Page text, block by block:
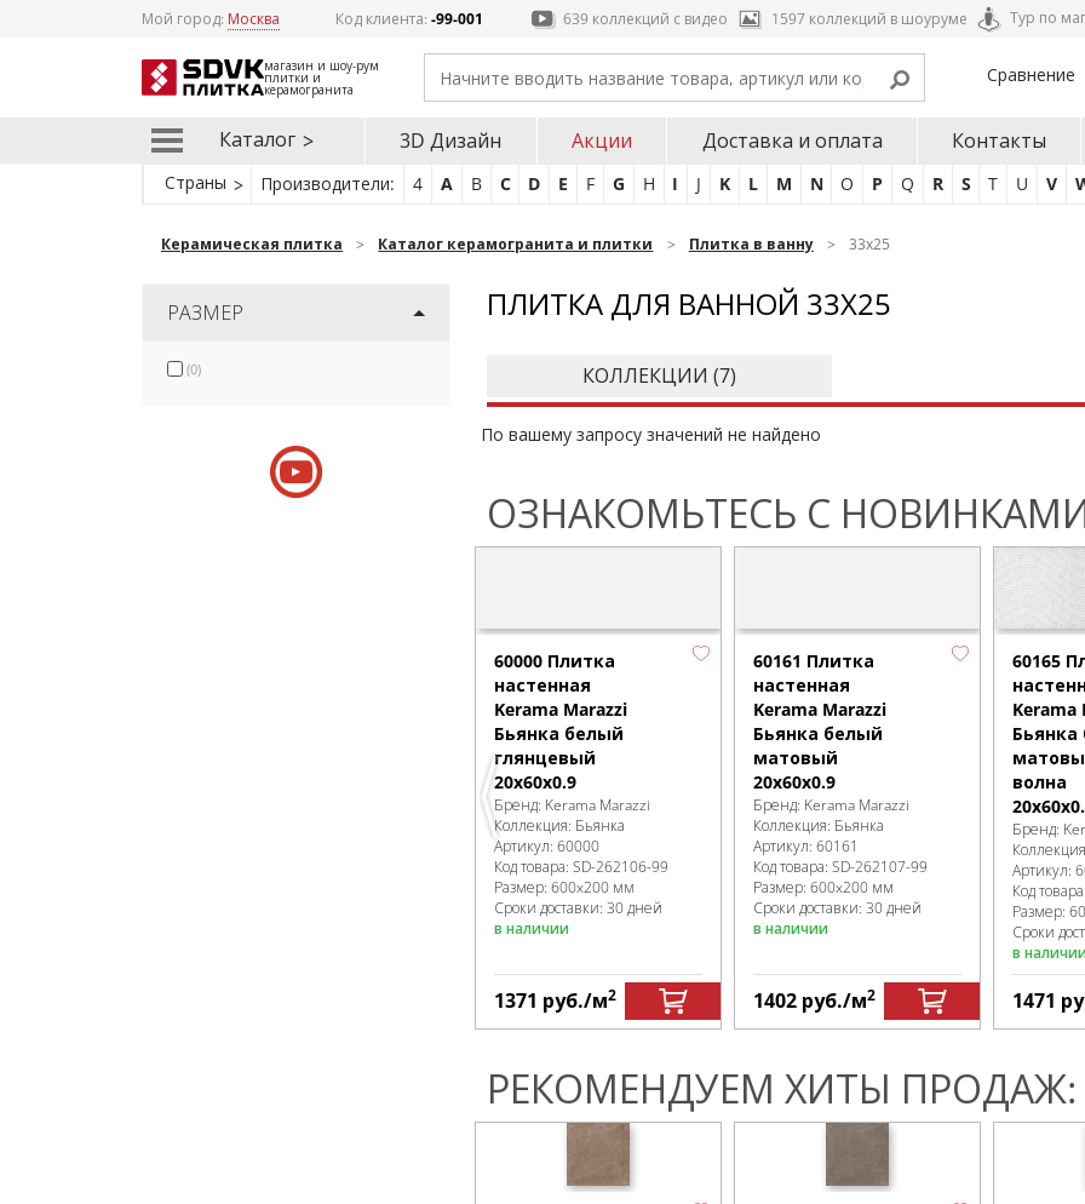
Мой город: Москва Код клиента:-99-001 639 коллекций с видео 1597 коллекций в шоуруме Тур по
магазин и шоу-рум
плитки и
керамогранита
Сравнение
Каталог 3D Дизайн Акции Доставка и оплата Контакты
Страны Производители: 4 A B C D E F G H I J K L M N O P Q R S T U V
Керамическая плитка Каталог керамогранита и плитки Плитка в ванну 33х25
РАЗМЕР
(0)
ПЛИТКА ДЛЯ ВАННОЙ 33Х25
КОЛЛЕКЦИИ (7)
По вашему запросу значений не найдено
ОЗНАКОМЬТЕСЬ С
60000 Плитка
настенная
Kerama Marazzi
Бьянка белый
глянцевый
20x60x0.9
Бренд: Kerama Marazzi
Коллекция: Бьянка
Артикул: 60000
Код товара: SD-262106-99
Размер: 600x200 мм
Сроки доставки: 30 дней
в наличии
1371 руб./м2
60161 Плитка
настенная
Kerama Marazzi
Бьянка белый
матовый
20x60x0.9
Бренд: Kerama Marazzi
Коллекция: Бьянка
Артикул: 60161
Код товара: SD-262107-99
Размер: 600x200 мм
Сроки доставки: 30 дней
в наличии
1402 руб./м2
60165
Kerama
Бьянка
волна
Бренд:
Артикул:
Код товара:
Размер:
Сроки
в наличии
1471
РЕКОМЕНДУЕМ ХИТЫ ПРОДАЖ: